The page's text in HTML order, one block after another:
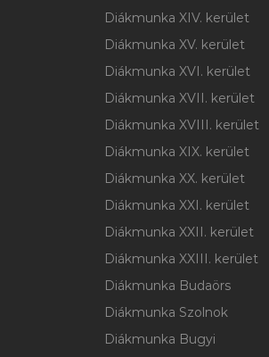
Diákmunka XIV. kerület
Diákmunka XV. kerület
Diákmunka XVI. kerület
Diákmunka XVII. kerület
Diákmunka XVIII. kerület
Diákmunka XIX. kerület
Diákmunka XX. kerület
Diákmunka XXI. kerület
Diákmunka XXII. kerület
Diákmunka XXIII. kerület
Diákmunka Budaörs
Diákmunka Szolnok
Diákmunka Bugyi